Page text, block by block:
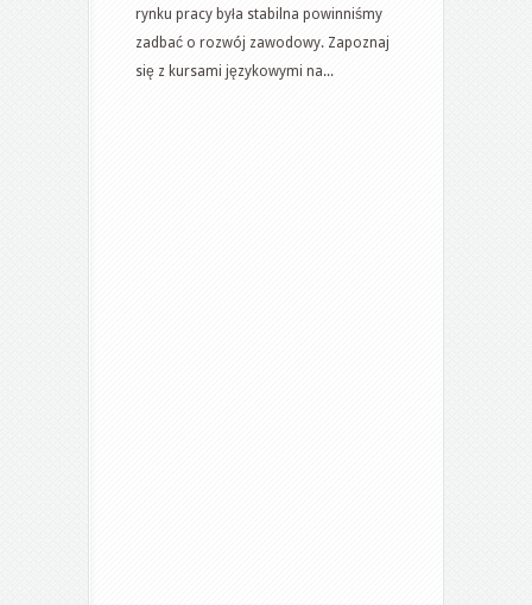
o
swój
rozwój
rynku pracy była stabilna powinniśmy
zadbać o rozwój zawodowy. Zapoznaj
się z kursami językowymi na...